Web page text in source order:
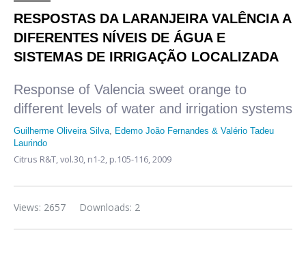
RESPOSTAS DA LARANJEIRA VALÊNCIA A
DIFERENTES NÍVEIS DE ÁGUA E
SISTEMAS DE IRRIGAÇÃO LOCALIZADA
Response of Valencia sweet orange to
different levels of water and irrigation systems
Guilherme Oliveira Silva, Edemo João Fernandes & Valério Tadeu
Laurindo
Citrus R&T,vol.30, n1-2, p.105-116, 2009
Downloads: 2
Views: 2657